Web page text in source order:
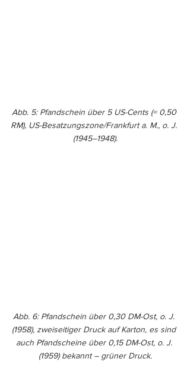
Abb. 5: Pfandschein über 5 US-Cents (= 0,50
RM), US-Besatzungszone/Frankfurt a. M., o. J.
(1945–1948).
Abb. 6: Pfandschein über 0,30 DM-Ost, o. J.
(1958), zweiseitiger Druck auf Karton, es sind
auch Pfandscheine über 0,15 DM-Ost, o. J.
(1959) bekannt – grüner Druck.